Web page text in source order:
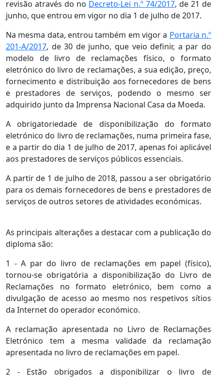
revisão através do no Decreto-Lei n.º 74/2017, de 21 de
junho, que entrou em vigor no dia 1 de julho de 2017.
Na mesma data, entrou também em vigor a Portaria n.º
201-A/2017, de 30 de junho, que veio definir, a par do
modelo de livro de reclamações físico, o formato
eletrónico do livro de reclamações, a sua edição, preço,
fornecimento e distribuição aos fornecedores de bens
e prestadores de serviços, podendo o mesmo ser
adquirido junto da Imprensa Nacional Casa da Moeda.
A obrigatoriedade de disponibilização do formato
eletrónico do livro de reclamações, numa primeira fase,
e a partir do dia 1 de julho de 2017, apenas foi aplicável
aos prestadores de serviços públicos essenciais.
A partir de 1 de julho de 2018, passou a ser obrigatório
para os demais fornecedores de bens e prestadores de
serviços de outros setores de atividades económicas.
As principais alterações a destacar com a publicação do
diploma são:
1 - A par do livro de reclamações em papel (físico),
tornou-se obrigatória a disponibilização do Livro de
Reclamações no formato eletrónico, bem como a
divulgação de acesso ao mesmo nos respetivos sítios
da Internet do operador económico.
A reclamação apresentada no Livro de Reclamações
Eletrónico tem a mesma validade da reclamação
apresentada no livro de reclamações em papel.
2 - Estão obrigados a disponibilizar o livro de